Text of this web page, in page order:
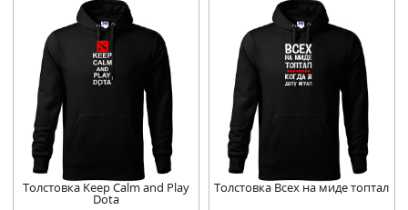
Толстовка Keep Calm and Play
Dota
Толстовка Всех на миде топтал